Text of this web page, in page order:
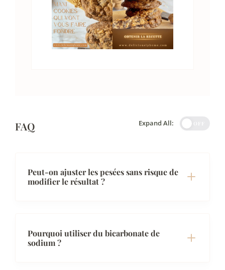
FAQ Expand All:
Peut-on ajuster les pesées sans risque de
modifier le résultat ?
Pourquoi utiliser du bicarbonate de
sodium ?